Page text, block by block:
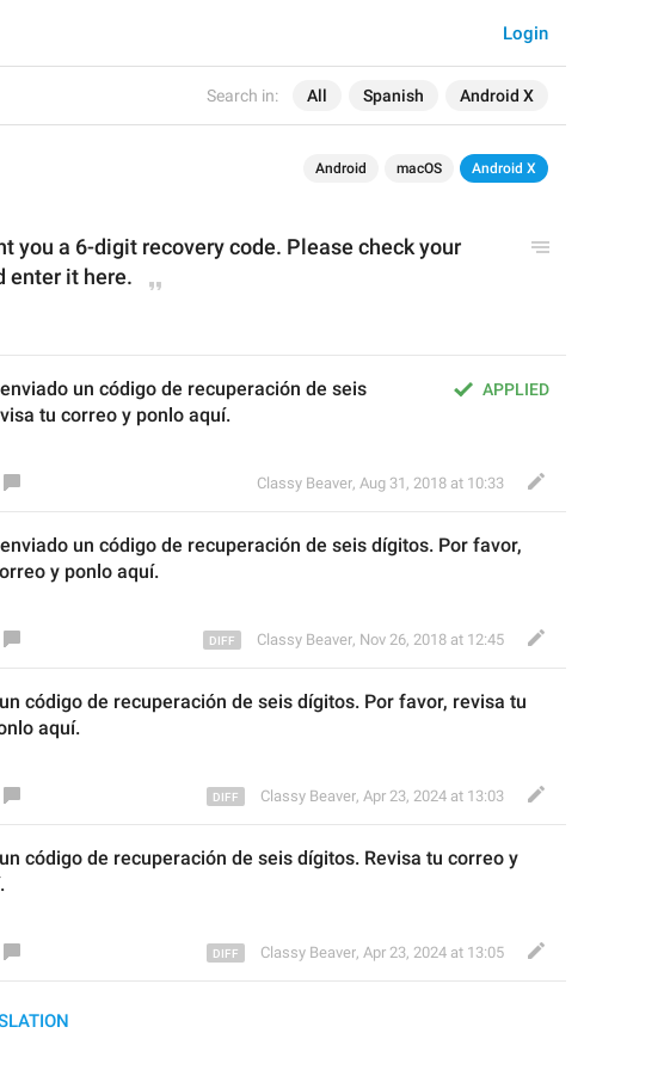
Search in: All Spanish Android X
Login
Android macOS Android X
you a 6-digit recovery code. Please check your
enter it here.
APPLIED
un código de recuperación de seis
tu correo y ponlo aquí.
Classy Beaver, Aug 31, 2018 at 10:33
un código de recuperación de seis dígitos. Por favor,
y ponlo aquí.
Classy Beaver, Nov 26, 2018 at 12:45
un código de recuperación de seis dígitos. Por favor, revisa tu
aquí.
Classy Beaver, Apr 23, 2024 at 13:03
un código de recuperación de seis dígitos. Revisa tu correo y
Classy Beaver, Apr 23, 2024 at 13:05